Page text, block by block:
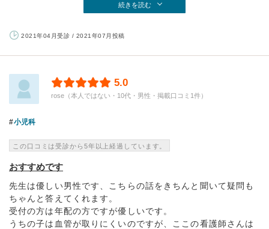
続きを読む
2021年04月受診 / 2021年07月投稿
5.0
rose（本人ではない・10代・男性・掲載口コミ1件）
小児科
この口コミは受診から5年以上経過しています。
おすすめです
先生は優しい男性です、こちらの話をきちんと聞いて疑問も
ちゃんと答えてくれます。
受付の方は年配の方ですが優しいです。
うちの子は血管が取りにくいのですが、ここの看護師さんは